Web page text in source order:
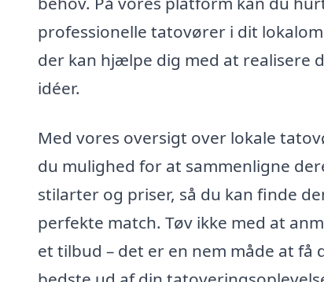
professionelle tatovører i dit
der kan hjælpe dig med at realisere
idéer.
Med vores oversigt over lokale
du mulighed for at sammenligne
stilarter og priser, så du kan finde
perfekte match. Tøv ikke med at
et tilbud – det er en nem måde at få